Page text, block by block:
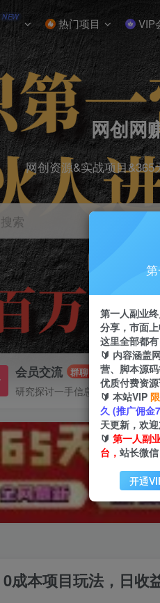
NEW 热门项目 VIP
网创网
网创资源&实战项目
索
会员交流 群聊
研究探讨一手信息差
成本项目玩法，日收
第一人副业
分享，市面
这里全部都有
🔰 内容涵盖
营、脚本源
优质付费资源
🔰 本站VIP
久 (推广佣金
天更新，欢迎
🔰 第一人副
台， 站长微
开通